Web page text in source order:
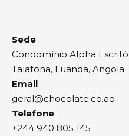
Sede
Condomínio Alpha
Talatona, Luanda, Angola
Email
geral@chocolate.co.ao
Telefone
+244 940 805 145